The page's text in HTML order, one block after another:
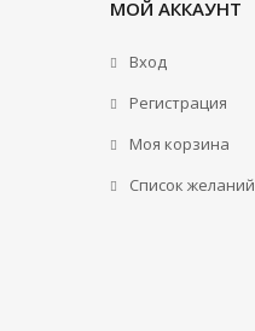
МОЙ АККАУНТ
Вход
Регистрация
Моя корзина
Cписок желаний